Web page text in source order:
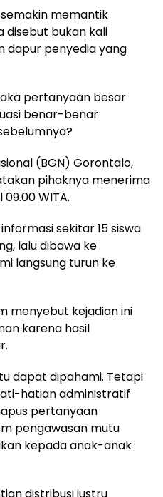
memantik
disebut bukan kali
dapur penyedia yang
pertanyaan besar
benar-benar
(BGN) Gorontalo,
pihaknya menerima
WITA.
sekitar 15 siswa
lalu dibawa ke
langsung turun ke
menyebut kejadian ini
karena hasil
dapat dipahami. Tetapi
hatian administratif
pertanyaan
pengawasan mutu
kepada anak-anak